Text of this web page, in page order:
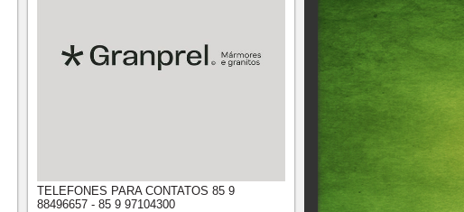
TELEFONES PARA CONTATOS 85 9
88496657 - 85 9 97104300